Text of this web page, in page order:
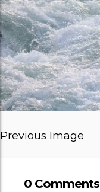
Previous Image
0 Comments